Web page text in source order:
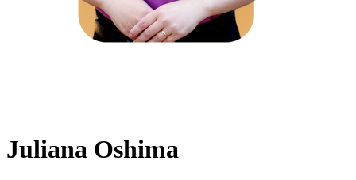
Juliana Oshima